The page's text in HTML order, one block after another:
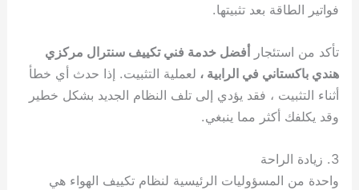
فواتير الطاقة بعد تثبيتها.
تأكد من استئجارأفضل خدمة فني تكييف سنترال مركزي
هندي باكستاني في الرابية ، لعملية التثبيت. إذا حدث أي خطأ
أثناء التثبيت ، فقد يؤدي إلى تلف النظام الجديد بشكل خطير
وقد يكلفك أكثر مما ينبغي.
3. زيادة الراحة
واحدة من المسؤوليات الرئيسية لنظام تكييف الهواء هي